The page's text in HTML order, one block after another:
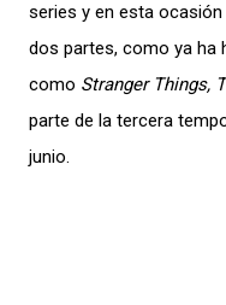
series y en esta
dos partes, como ya ha
como Stranger Things,
parte de la tercera
junio.